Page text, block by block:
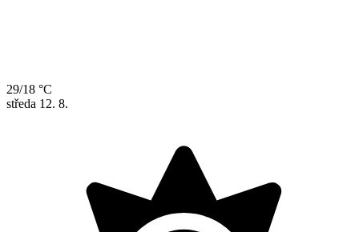
29/18 °C
středa 12. 8.